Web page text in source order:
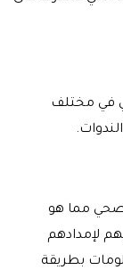
في مختلف
مما هو
لإمدادهم
بطريقة